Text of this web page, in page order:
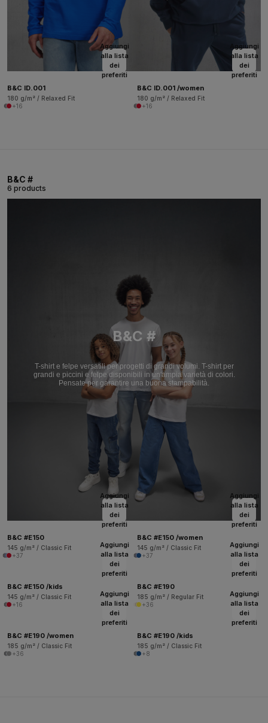
Aggiungi
alla lista
dei
preferiti
B&C ID.001
180 g/m² / Relaxed Fit
+16
Aggiungi
alla lista
dei
preferiti
B&C ID.001 /women
180 g/m² / Relaxed Fit
+16
B&C #
6 products
B&C #
T-shirt e felpe versatili per progetti di grandi volumi. T-shirt per
grandi e piccini e felpe disponibili in un'ampia varietà di colori.
Pensate per garantire una buona stampabilità.
Aggiungi
alla lista
dei
preferiti
B&C #E150
145 g/m² / Classic Fit
+37
Aggiungi
alla lista
dei
preferiti
B&C #E150 /women
145 g/m² / Classic Fit
+37
Aggiungi
alla lista
dei
preferiti
B&C #E150 /kids
145 g/m² / Classic Fit
+16
Aggiungi
alla lista
dei
preferiti
B&C #E190
185 g/m² / Regular Fit
+36
Aggiungi
alla lista
dei
preferiti
B&C #E190 /women
185 g/m² / Classic Fit
+36
Aggiungi
alla lista
dei
preferiti
B&C #E190 /kids
185 g/m² / Classic Fit
+8